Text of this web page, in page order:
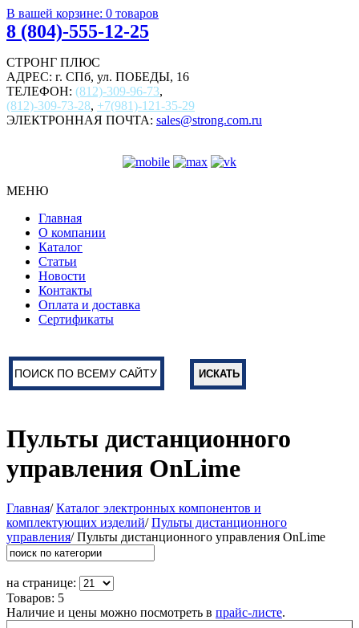
В вашей корзине: 0 товаров
8 (804)-555-12-25
СТРОНГ ПЛЮС
АДРЕС: г. СПб, ул. ПОБЕДЫ, 16
ТЕЛЕФОН: (812)-309-96-73,
(812)-309-73-28, +7(981)-121-35-29
ЭЛЕКТРОННАЯ ПОЧТА: sales@strong.com.ru
МЕНЮ
Главная
О компании
Каталог
Статьи
Новости
Контакты
Оплата и доставка
Сертификаты
Пульты дистанционного
управления OnLime
Главная/Каталог электронных компонентов и
комплектующих изделий/Пульты дистанционного
управления/ Пульты дистанционного управления OnLime
на странице:
Товаров: 5
Наличие и цены можно посмотреть в прайс-листе.